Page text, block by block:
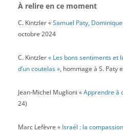
À relire en ce moment
C. Kintzler «Samuel Paty,
octobre 2024
C. Kintzler« Les bons sentiments et
d’un coutelas », hommage à S. Paty
Jean-Michel Muglioni «Apprendre à
24)
Marc Lefèvre « Israël : la